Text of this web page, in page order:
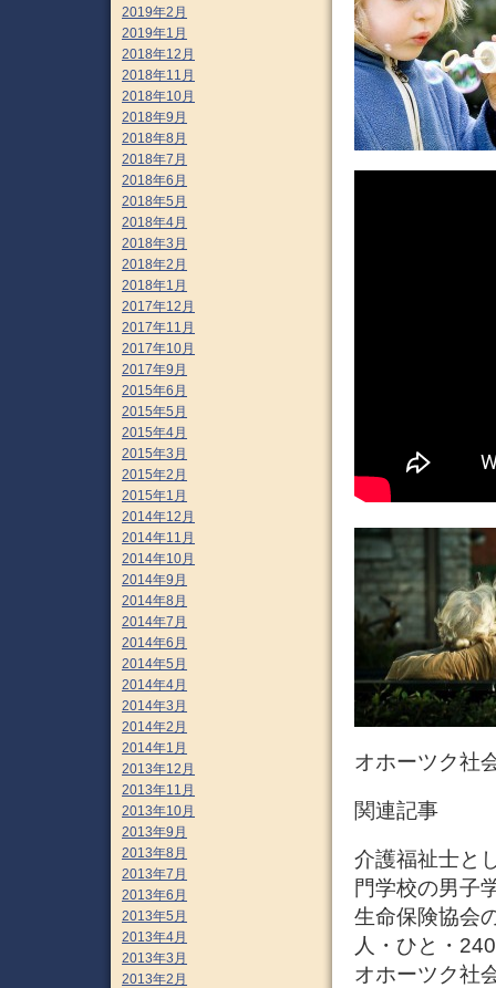
オホーツク社
関連記事
介護福祉士と
門学校の男子
生命保険協会
人・ひと・
オホーツク社
2019年2月
2019年1月
2018年12月
2018年11月
2018年10月
2018年9月
2018年8月
2018年7月
2018年6月
2018年5月
2018年4月
2018年3月
2018年2月
2018年1月
2017年12月
2017年11月
2017年10月
2017年9月
2015年6月
2015年5月
2015年4月
2015年3月
2015年2月
2015年1月
2014年12月
2014年11月
2014年10月
2014年9月
2014年8月
2014年7月
2014年6月
2014年5月
2014年4月
2014年3月
2014年2月
2014年1月
2013年12月
2013年11月
2013年10月
2013年9月
2013年8月
2013年7月
2013年6月
2013年5月
2013年4月
2013年3月
2013年2月